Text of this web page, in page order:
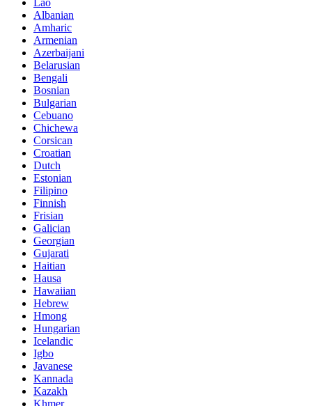
Albanian
Amharic
Armenian
Azerbaijani
Belarusian
Bengali
Bosnian
Bulgarian
Cebuano
Chichewa
Corsican
Croatian
Dutch
Estonian
Filipino
Finnish
Frisian
Galician
Georgian
Gujarati
Haitian
Hausa
Hawaiian
Hebrew
Hmong
Hungarian
Icelandic
Igbo
Javanese
Kannada
Kazakh
Khmer